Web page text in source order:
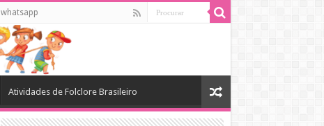
whatsapp
Atividades de Folclore Brasileiro